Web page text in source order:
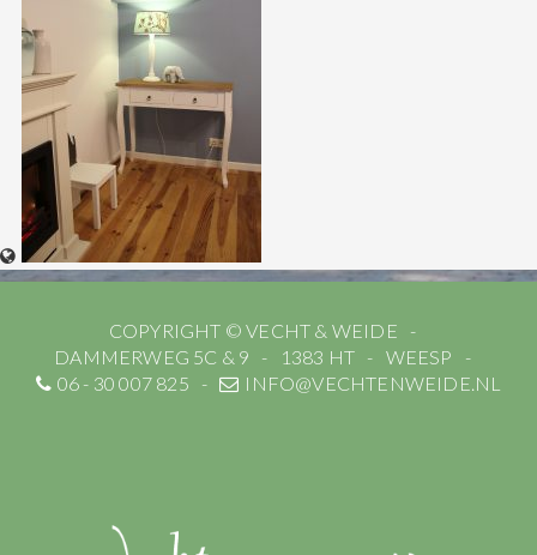
COPYRIGHT © VECHT & WEIDE
DAMMERWEG 5C & 9
1383 HT
WEESP
06 - 30 007 825
INFO@VECHTENWEIDE.NL